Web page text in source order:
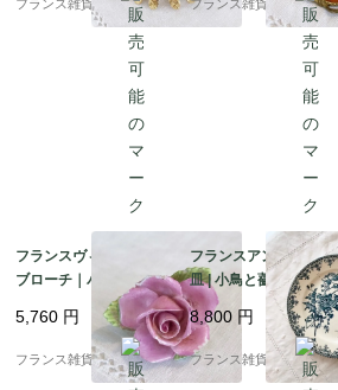
フランス雑貨chouchou フランス雑貨chouchou
フランスヴィンテージ
ブローチ｜パステルピ
ンク 薔薇型 陶器製 ハ
ンドメイド |1900年代
中頃～後半
5,760 円
フランス雑貨chouchou
フランスアンティーク
皿 | 小鳥と薔薇柄 深い
ブルー Terre de Fer 平
皿 | 1900年代初頭
8,800 円
フランス雑貨chouchou